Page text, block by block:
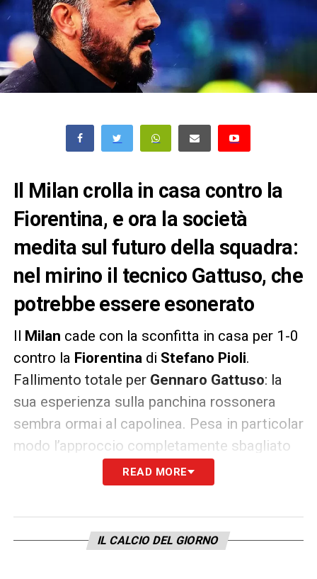
Il Milan crolla in casa contro la
Fiorentina, e ora la società
medita sul futuro della squadra:
nel mirino il tecnico Gattuso, che
potrebbe essere esonerato
Milan cade con la sconfitta in casa per 1-0
contro la Fiorentinadi Stefano Pioli.
Fallimento totale per Gennaro Gattuso: la
sua esperienza sulla panchina rossonera
sembra ormai al capolinea. Pesa in particolar
modo l’approccio completamente sbagliato
della squadra nei match recenti. La dirigenza
pensa all’esonero e ha concesso al tecnico
per convincerli, altrimenti prenderà una serie
READ MORE
IL CALCIO DEL GIORNO